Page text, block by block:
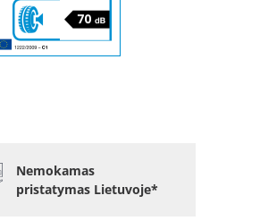
Nemokamas
pristatymas Lietuvoje*